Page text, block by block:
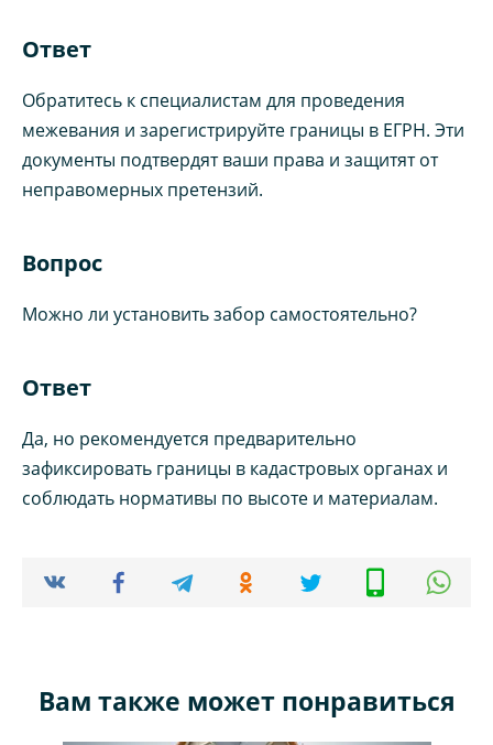
Ответ
Обратитесь к специалистам для проведения
межевания и зарегистрируйте границы в ЕГРН. Эти
документы подтвердят ваши права и защитят от
неправомерных претензий.
Вопрос
Можно ли установить забор самостоятельно?
Ответ
Да, но рекомендуется предварительно
зафиксировать границы в кадастровых органах и
соблюдать нормативы по высоте и материалам.
Вам также может понравиться